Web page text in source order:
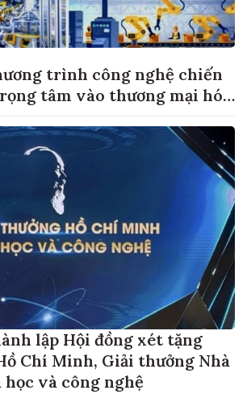
trình công nghệ chiến
tâm vào thương mại hóa
lập Hội đồng xét tặng
Chí Minh, Giải thưởng Nhà
học và công nghệ